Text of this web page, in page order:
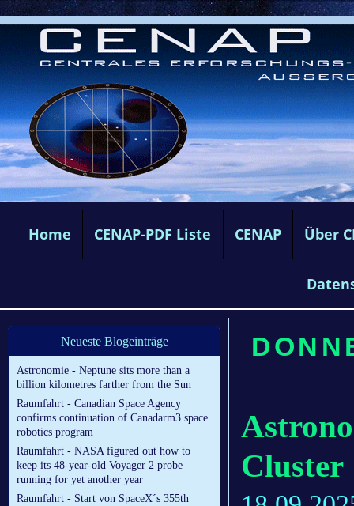
Home CENAP-PDF Liste CENAP Über
Neueste Blogeinträge
Astronomie - Neptune sits more than a
billion kilometres farther from the Sun
Raumfahrt - Canadian Space Agency
confirms continuation of Canadarm3 space
robotics program
Raumfahrt - NASA figured out how to
keep its 48-year-old Voyager 2 probe
running for yet another year
Raumfahrt - Start von SpaceX´s 355th
Cluster